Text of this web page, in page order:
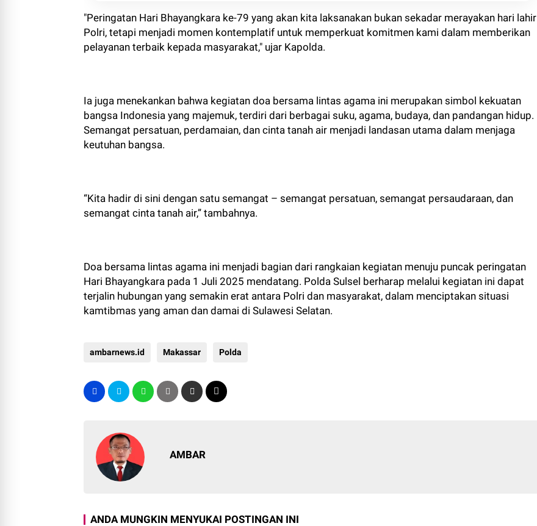
"Peringatan Hari Bhayangkara ke-79 yang akan kita laksanakan bukan sekadar merayakan hari lahir
Polri, tetapi menjadi momen kontemplatif untuk memperkuat komitmen kami dalam memberikan
pelayanan terbaik kepada masyarakat," ujar Kapolda.
Ia juga menekankan bahwa kegiatan doa bersama lintas agama ini merupakan simbol kekuatan
bangsa Indonesia yang majemuk, terdiri dari berbagai suku, agama, budaya, dan pandangan hidup.
Semangat persatuan, perdamaian, dan cinta tanah air menjadi landasan utama dalam menjaga
keutuhan bangsa.
“Kita hadir di sini dengan satu semangat – semangat persatuan, semangat persaudaraan, dan
semangat cinta tanah air,” tambahnya.
Doa bersama lintas agama ini menjadi bagian dari rangkaian kegiatan menuju puncak peringatan
Hari Bhayangkara pada 1 Juli 2025 mendatang. Polda Sulsel berharap melalui kegiatan ini dapat
terjalin hubungan yang semakin erat antara Polri dan masyarakat, dalam menciptakan situasi
kamtibmas yang aman dan damai di Sulawesi Selatan.
ambarnews.id Makassar Polda
AMBAR
ANDA MUNGKIN MENYUKAI POSTINGAN INI